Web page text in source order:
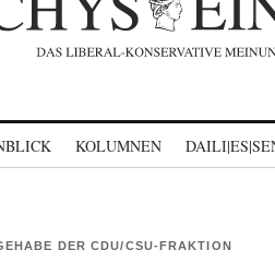
KOLUMNEN
DER CDU/CSU-FRAKTION